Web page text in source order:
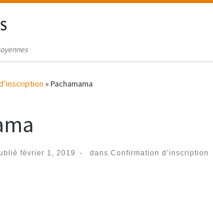
»Pachamama
février 1, 2019 - dans Confirmation d’inscription
images